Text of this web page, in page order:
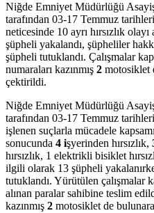
Niğde Emniyet Müdürlüğü
tarafından 03-17 Temmuz
neticesinde 10 ayrı hırsızlık
şüpheli yakalandı, şüpheliler
şüpheli tutuklandı. Çalışmalar
numaraları kazınmış 2 motosiklet
çektirildi.
Niğde Emniyet Müdürlüğü
tarafından 03-17 Temmuz tarihleri
işlenen suçlarla mücadele
sonucunda 4 işyerinden hırsızlık,
hırsızlık, 1 elektrikli bisiklet
ilgili olarak 13 şüpheli
tutuklandı. Yürütülen çalışmalar
alınan paralar sahibine teslim
kazınmış 2 motosiklet de